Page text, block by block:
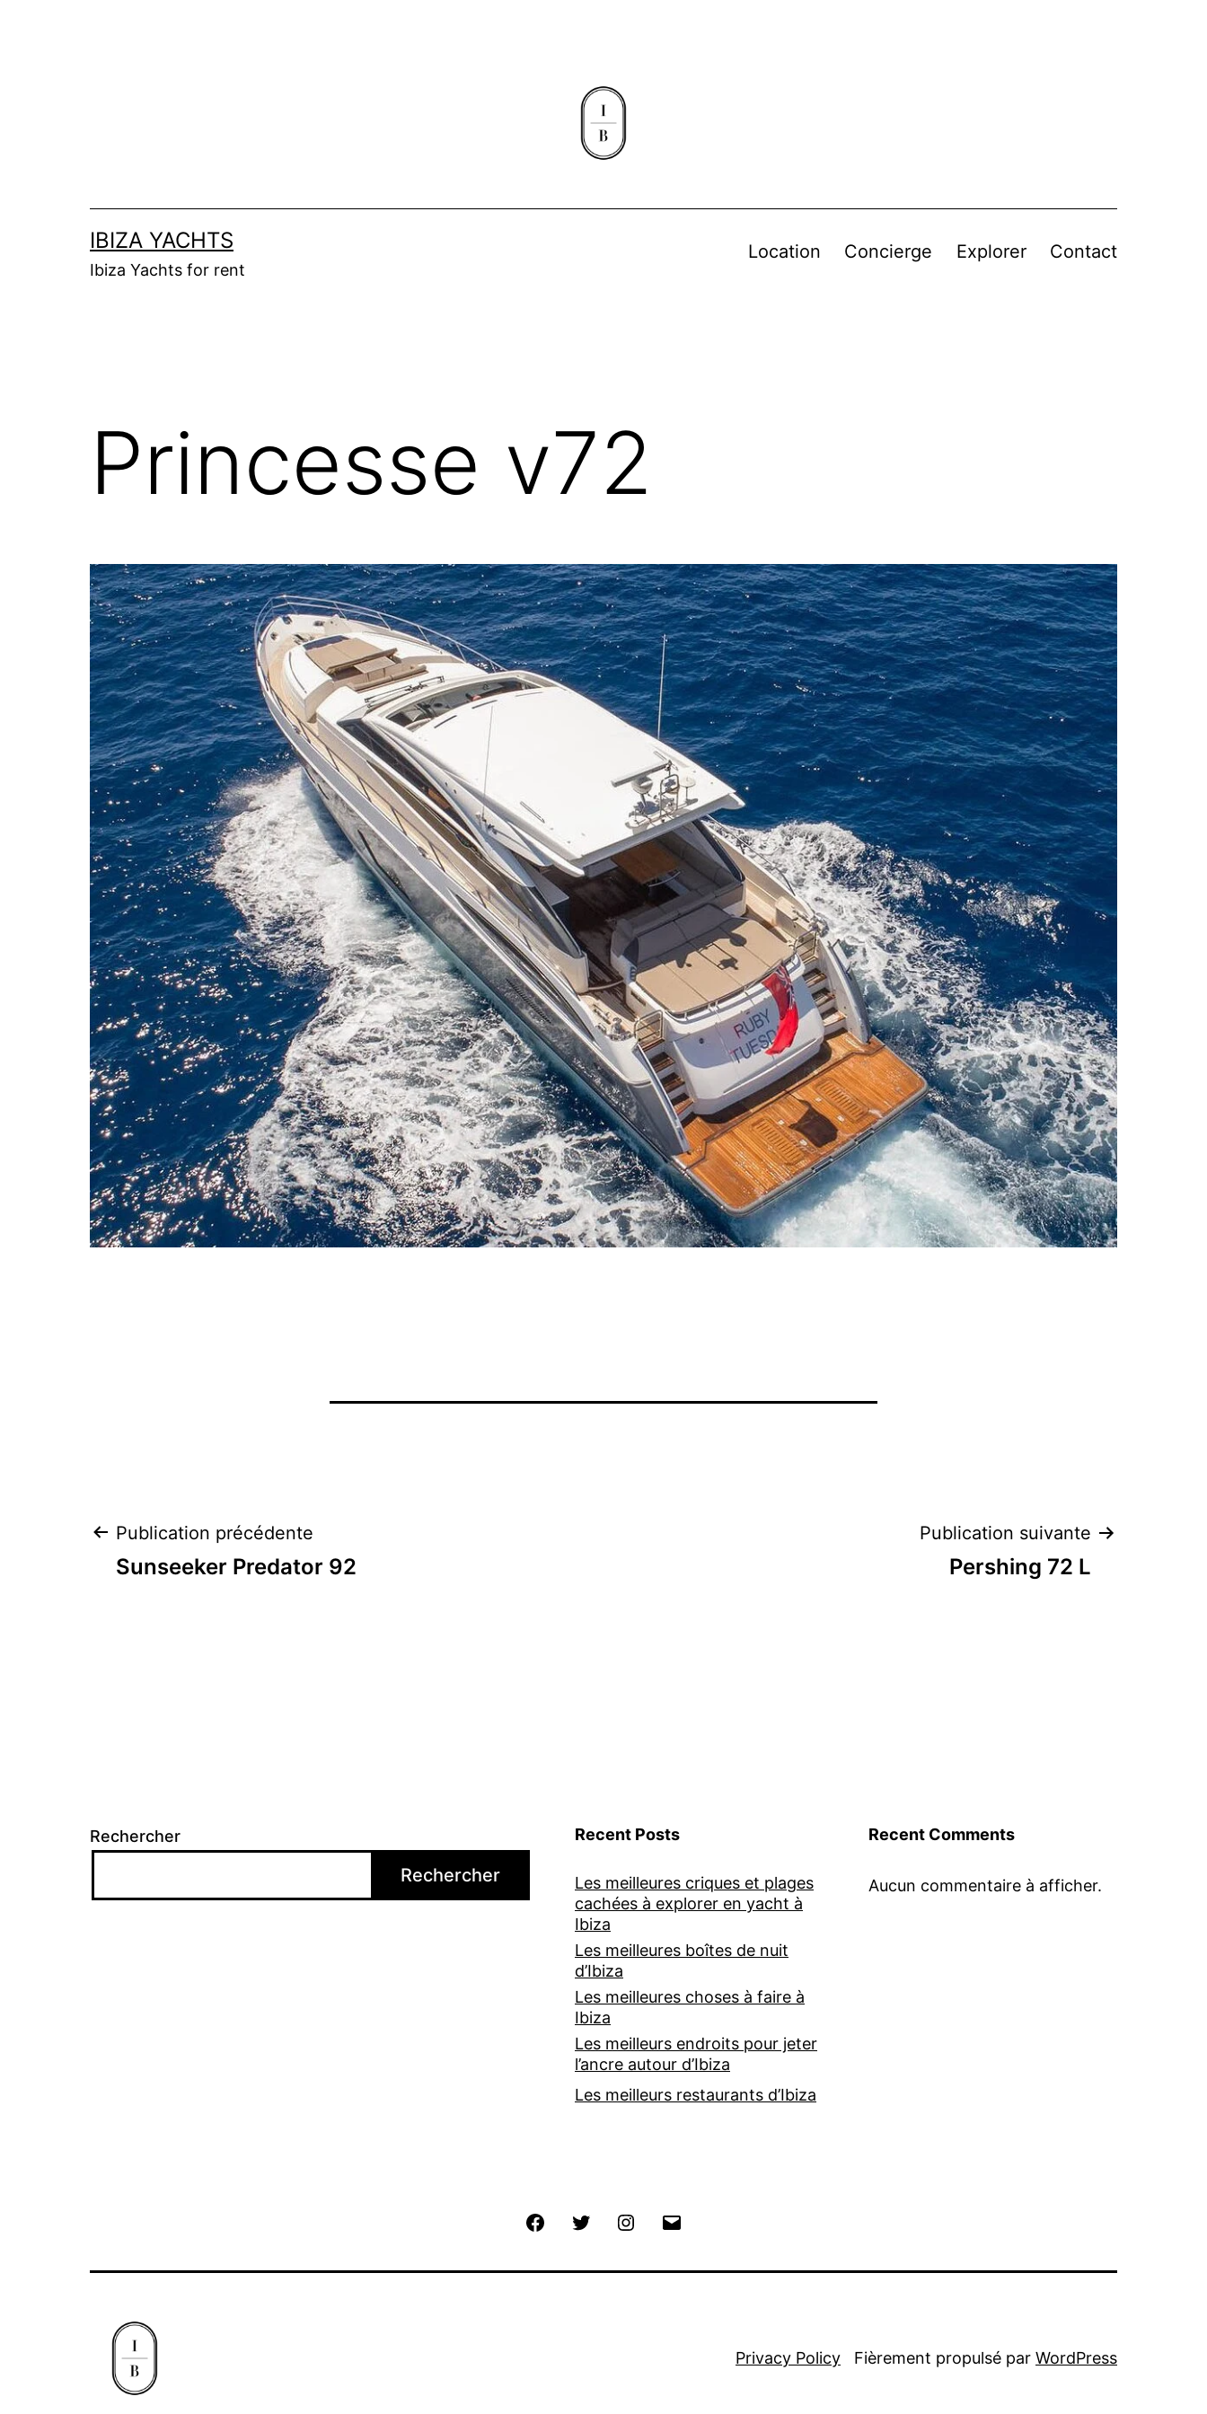
IBIZA YACHTS
Ibiza Yachts for rent
Location Concierge Explorer Contact
Princesse v72
Navigation
Publication précédente
Sunseeker Predator 92
Publication suivante
Pershing 72 L
Rechercher
Rechercher
Recent Posts
Les meilleures criques et plages
cachées à explorer en yacht à
Ibiza
Les meilleures boîtes de nuit
d’Ibiza
Les meilleures choses à faire à
Ibiza
Les meilleurs endroits pour jeter
l’ancre autour d’Ibiza
Les meilleurs restaurants d’Ibiza
Recent Comments
Aucun commentaire à afficher.
FacebookTwitter Instagram
Privacy Policy Fièrement propulsé par WordPress